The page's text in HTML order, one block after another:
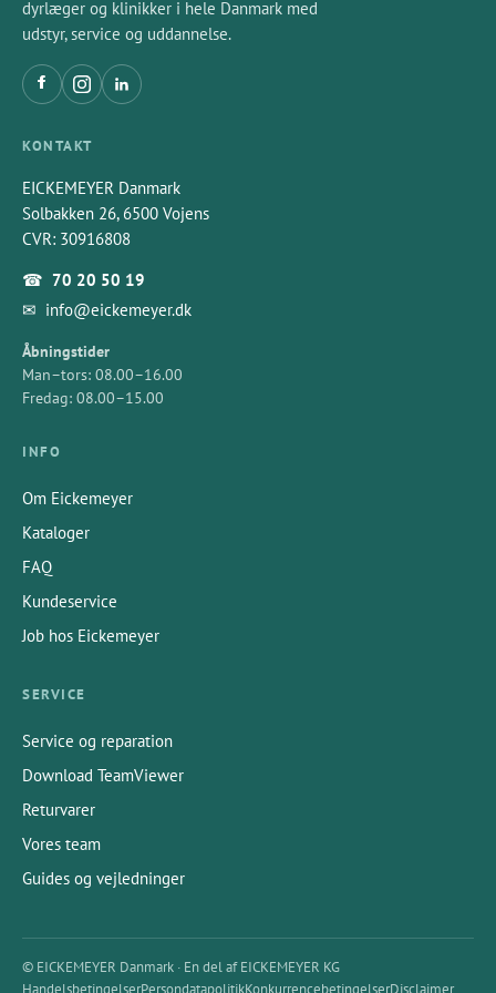
urenheder; og til sidst tørres borene i en ovn ved
80 °C for fuldstændig fjernelse af fugt.
Denne flertrinsproces sikrer, at hvert iM3-bor er
rent, poleret og klar til sikker og effektiv brug.
dyrlæger og klinikker i hele Danmark med
udstyr, service og uddannelse.
KONTAKT
EICKEMEYER Danmark
Solbakken 26, 6500 Vojens
CVR: 30916808
☎ 70 20 50 19
✉ info@eickemeyer.dk
Åbningstider
Man–tors: 08.00–16.00
Fredag: 08.00–15.00
INFO
Om Eickemeyer
Kataloger
FAQ
Kundeservice
Job hos Eickemeyer
SERVICE
Service og reparation
Download TeamViewer
Returvarer
Vores team
Guides og vejledninger
© EICKEMEYER Danmark · En del af EICKEMEYER KG
HandelsbetingelserPersondatapolitikKonkurrencebetingelserDisclaimer